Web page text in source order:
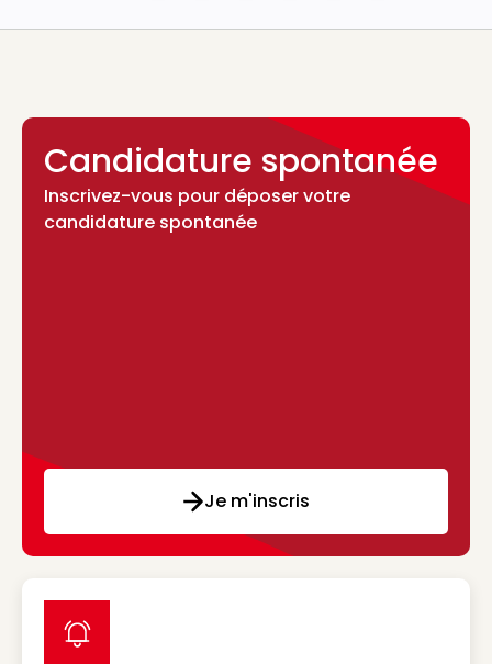
Candidature spontanée
Inscrivez-vous pour déposer votre
candidature spontanée
Je m'inscris
label icon